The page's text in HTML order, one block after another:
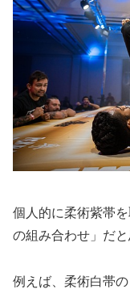
個人的に柔術紫帯
の組み合わせ」だと
例えば、柔術白帯